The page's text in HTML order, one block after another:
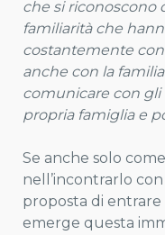
che si riconoscono
familiarità che
costantemente con
anche con la
comunicare con
propria famiglia e
Se anche solo
nell’incontrarlo
proposta di
emerge questa